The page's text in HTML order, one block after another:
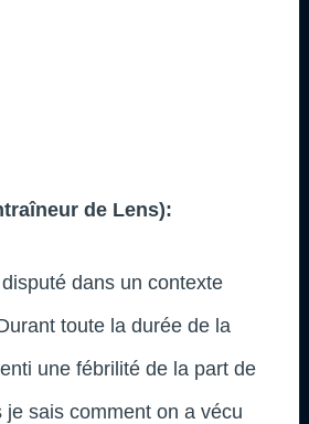
de Lens):
dans un contexte
toute la durée de la
une fébrilité de la part de
je sais comment on a vécu